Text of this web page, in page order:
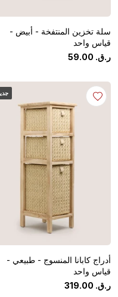
سلة تخزين المنتفخة - أبيض -
قياس واحد
ر.ق.
59.00
أدراج كابانا المنسوج - طبيعي -
قياس واحد
ر.ق.
319.00